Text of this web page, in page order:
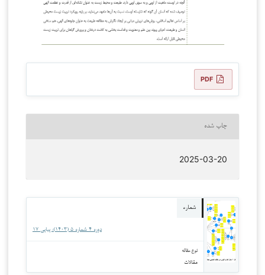
PDF
چاپ شده
2025-03-20
شماره
دوره 4 شماره 5 (1403): پیاپی ‍۱۷
نوع مقاله
مقالات